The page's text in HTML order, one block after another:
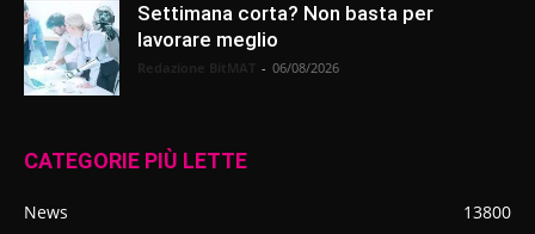
Settimana corta? Non basta per
lavorare meglio
- 06/08/2026
CATEGORIE PIÙ LETTE
News
13800